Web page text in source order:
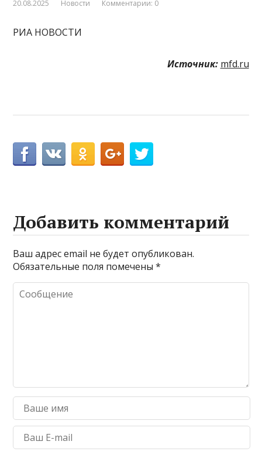
20.08.2025 Новости Комментарии: 0
РИА НОВОСТИ
Источник: mfd.ru
Добавить комментарий
Ваш адрес email не будет опубликован.
Обязательные поля помечены*